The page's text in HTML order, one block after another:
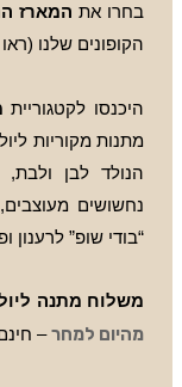
בחרו את המארז
הקופונים שלנו
היכנסו לקטגוריית
מתנות מקוריות
הנולד לבן ולבת,
נחשושים
“בודי שופ” לרענון
משלוח מתנה
מהיום למחר–